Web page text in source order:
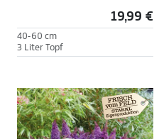
19,99 €
40-60 cm
3 Liter Topf